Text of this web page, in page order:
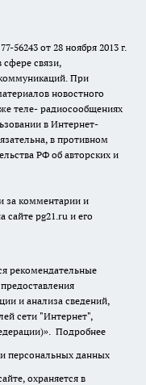
от 28 ноября 2013 г.
связи,
При
новостного
теле- радиосообщениях
в Интернет-
в противном
РФ об авторских и
за комментарии и
pg21.ru и его
рекомендательные
и анализа сведений,
сети "Интернет",
Подробнее
персональных данных
охраняется в